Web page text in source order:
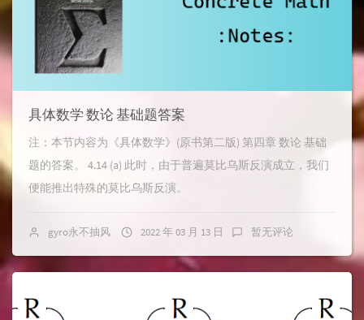
具体数学 数论 基础题答案
注：本节内容为《具体数学》(原书第二版) 第四章 数论 基础
题的答案。 4.14 (a) 此时，由于普遍莫比乌斯反演成立，我们
便能推出特殊的莫比乌斯反演。
gyro永不抽风 2022 年 03 月 13 日 暂无评论